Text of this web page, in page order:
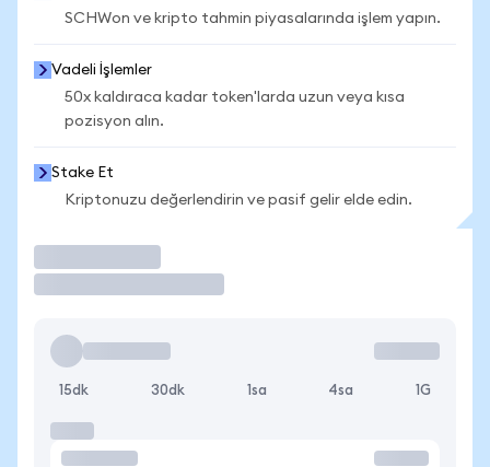
SCHWon ve kripto tahmin piyasalarında işlem yapın.
Vadeli İşlemler
50x kaldıraca kadar token'larda uzun veya kısa
pozisyon alın.
Stake Et
Kriptonuzu değerlendirin ve pasif gelir elde edin.
15dk 30dk 1sa 4sa 1G